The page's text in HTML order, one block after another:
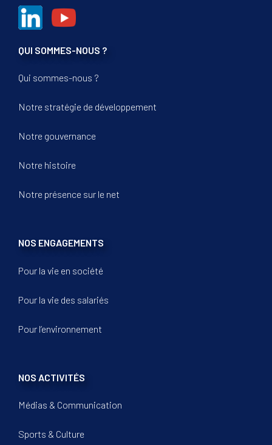
QUI SOMMES-NOUS ?
Qui sommes-nous ?
Notre stratégie de développement
Notre gouvernance
Notre histoire
Notre présence sur le net
NOS ENGAGEMENTS
Pour la vie en société
Pour la vie des salariés
Pour l’environnement
NOS ACTIVITÉS
Médias & Communication
Sports & Culture